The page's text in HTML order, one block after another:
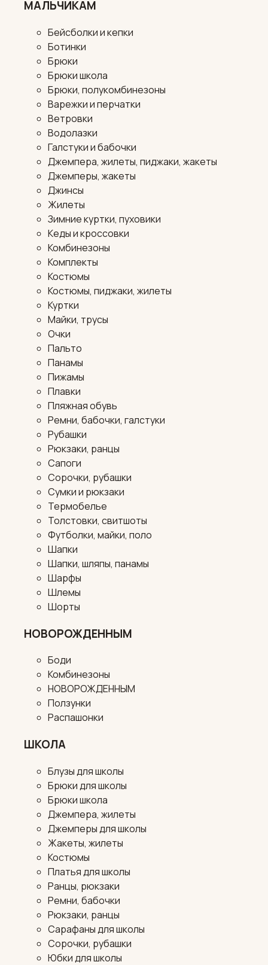
МАЛЬЧИКАМ
Бейсболки и кепки
Ботинки
Брюки
Брюки школа
Брюки, полукомбинезоны
Варежки и перчатки
Ветровки
Водолазки
Галстуки и бабочки
Джемпера, жилеты, пиджаки, жакеты
Джемперы, жакеты
Джинсы
Жилеты
Зимние куртки, пуховики
Кеды и кроссовки
Комбинезоны
Комплекты
Костюмы
Костюмы, пиджаки, жилеты
Куртки
Майки, трусы
Очки
Пальто
Панамы
Пижамы
Плавки
Пляжная обувь
Ремни, бабочки, галстуки
Рубашки
Рюкзаки, ранцы
Сапоги
Сорочки, рубашки
Сумки и рюкзаки
Термобелье
Толстовки, свитшоты
Футболки, майки, поло
Шапки
Шапки, шляпы, панамы
Шарфы
Шлемы
Шорты
НОВОРОЖДЕННЫМ
Боди
Комбинезоны
НОВОРОЖДЕННЫМ
Ползунки
Распашонки
ШКОЛА
Блузы для школы
Брюки для школы
Брюки школа
Джемпера, жилеты
Джемперы для школы
Жакеты, жилеты
Костюмы
Платья для школы
Ранцы, рюкзаки
Ремни, бабочки
Рюкзаки, ранцы
Сарафаны для школы
Сорочки, рубашки
Юбки для школы